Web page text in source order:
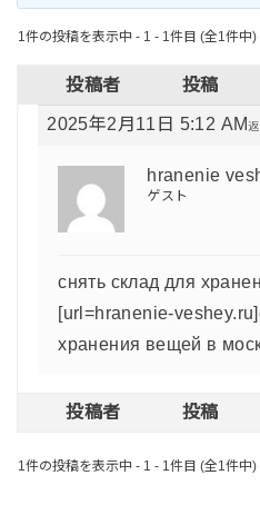
1件の投稿を表示中 - 1 - 1件目 (全1件中)
投稿者 投稿
2025年2月11日 5:12 AM
hranenie
ゲスト
снять склад для
[url=hranenie-
хранения вещей в
投稿者 投稿
1件の投稿を表示中 - 1 - 1件目 (全1件中)